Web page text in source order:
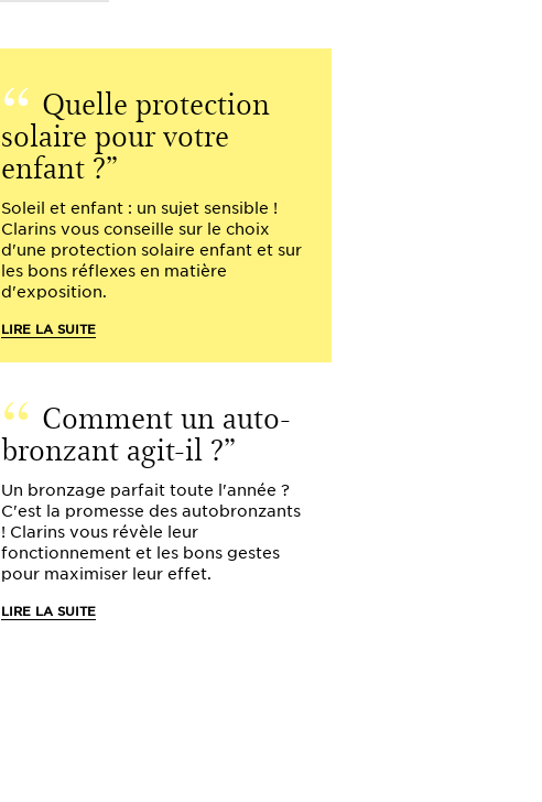
Quelle protection
solaire pour votre
enfant ?
Soleil et enfant : un sujet sensible !
Clarins vous conseille sur le choix
d'une protection solaire enfant et sur
les bons réflexes en matière
d'exposition.
LIRE LA SUITE
Comment un auto-
bronzant agit-il ?
Un bronzage parfait toute l'année ?
C'est la promesse des autobronzants
! Clarins vous révèle leur
fonctionnement et les bons gestes
pour maximiser leur effet.
LIRE LA SUITE